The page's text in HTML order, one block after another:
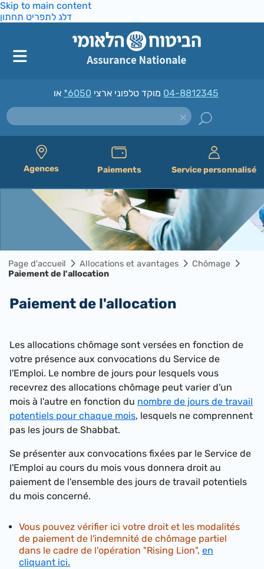
Skip to main content
דלג לתפריט תחתון
מוקד טלפוני ארצי *6050 04-8812345
Agences Paiements Service personnalisé
Page d'accueil Allocations et avantages
Chômage
Paiement de l'allocation
Paiement de l'allocation
Les allocations chômage sont versées en fonction de
votre présence aux convocations du Service de
l'Emploi. Le nombre de jours pour lesquels vous
recevrez des allocations chômage peut varier d'un
mois à l'autre en fonction du nombre de jours de travail
potentiels pour chaque mois, lesquels ne comprennent
pas les jours de Shabbat.
Se présenter aux convocations fixées par le Service de
l'Emploi au cours du mois vous donnera droit au
paiement de l'ensemble des jours de travail potentiels
du mois concerné.
Vous pouvez vérifier ici votre droit et les modalités
de paiement de l'indemnité de chômage partiel
dans le cadre de l'opération "Rising Lion", en
cliquant ici.